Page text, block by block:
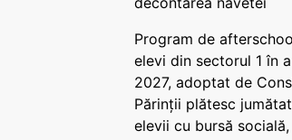
Program de
elevi din sectorul 1 în
2027, adoptat de
Părinții plătesc
elevii cu bursă socială,